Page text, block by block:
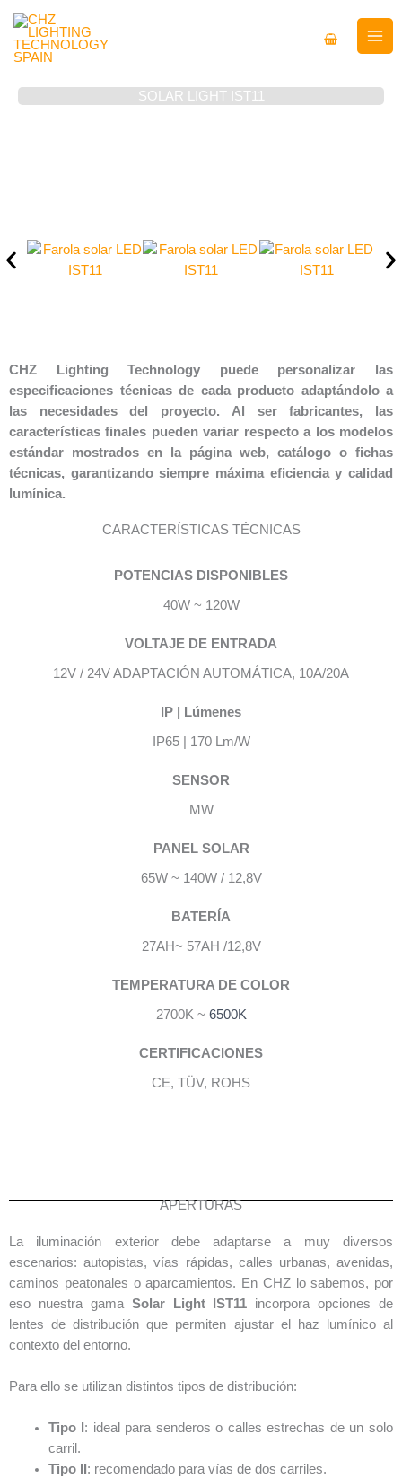
contenido
SOLAR LIGHT IST11
CHZ Lighting Technology puede personalizar las
especificaciones técnicas de cada producto adaptándolo a
las necesidades del proyecto. Al ser fabricantes, las
características finales pueden variar respecto a los modelos
estándar mostrados en la página web, catálogo o fichas
técnicas, garantizando siempre máxima eficiencia y calidad
lumínica.
CARACTERÍSTICAS TÉCNICAS
POTENCIAS DISPONIBLES
40W ~ 120W
VOLTAJE DE ENTRADA
12V / 24V ADAPTACIÓN AUTOMÁTICA, 10A/20A
IP | Lúmenes
IP65 | 170 Lm/W
SENSOR
MW
PANEL SOLAR
65W ~ 140W / 12,8V
BATERÍA
27AH~ 57AH /12,8V
TEMPERATURA DE COLOR
2700K ~ 6500K
CERTIFICACIONES
CE, TÜV, ROHS
APERTURAS
La iluminación exterior debe adaptarse a muy diversos
escenarios: autopistas, vías rápidas, calles urbanas, avenidas,
caminos peatonales o aparcamientos. En CHZ lo sabemos, por
eso nuestra gama Solar Light IST11 incorpora opciones de
lentes de distribución que permiten ajustar el haz lumínico al
contexto del entorno.
Para ello se utilizan distintos tipos de distribución:
Tipo I : ideal para senderos o calles estrechas de un solo
carril.
Tipo II : recomendado para vías de dos carriles.